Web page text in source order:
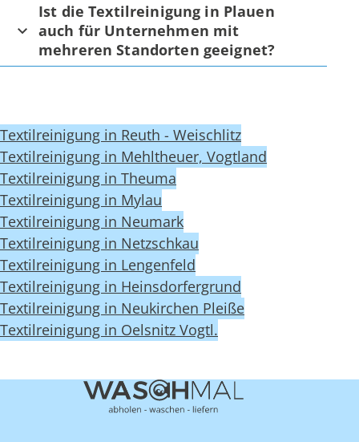
Ist die Textilreinigung in Plauen
auch für Unternehmen mit
mehreren Standorten geeignet?
Textilreinigung in Reuth - Weischlitz
Textilreinigung in Mehltheuer, Vogtland
Textilreinigung in Theuma
Textilreinigung in Mylau
Textilreinigung in Neumark
Textilreinigung in Netzschkau
Textilreinigung in Lengenfeld
Textilreinigung in Heinsdorfergrund
Textilreinigung in Neukirchen Pleiße
Textilreinigung in Oelsnitz Vogtl.